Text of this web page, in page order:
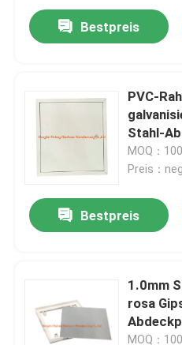
Bestpreis
PVC-
Stahl-
MOQ：
Preis：
Bestpreis
1.0mm
rosa
MOQ：